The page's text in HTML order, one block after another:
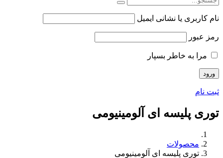
نام کاربری یا نشانی ایمیل
رمز عبور
مرا به خاطر بسپار
ثبت نام
توری پلیسه ای آلومینیومی
محصولات
توری پلیسه ای آلومینیومی